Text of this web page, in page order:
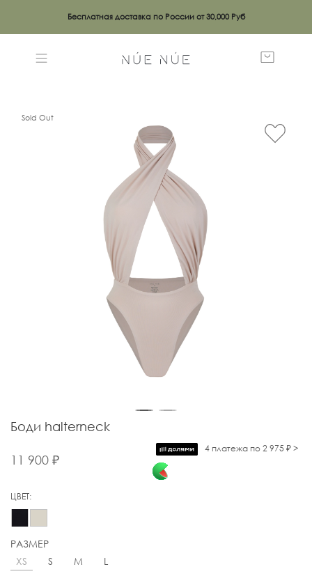
Бесплатная доставка по России от 30,000 Руб
Sold Out
Боди halterneck
11 900 ₽
4 платежа по 2 975 ₽ >
ЦВЕТ:
РАЗМЕР
XS
S M L